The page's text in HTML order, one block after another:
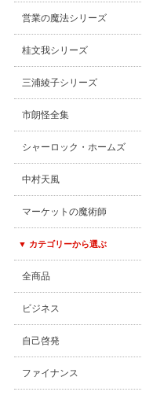
営業の魔法シリーズ
桂文我シリーズ
三浦綾子シリーズ
市朗怪全集
シャーロック・ホームズ
中村天風
マーケットの魔術師
▼ カテゴリーから選ぶ
全商品
ビジネス
自己啓発
ファイナンス